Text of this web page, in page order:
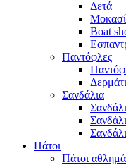
Δετά
Boat
Παντόφλες
Σανδάλια
Πάτοι
Πάτοι